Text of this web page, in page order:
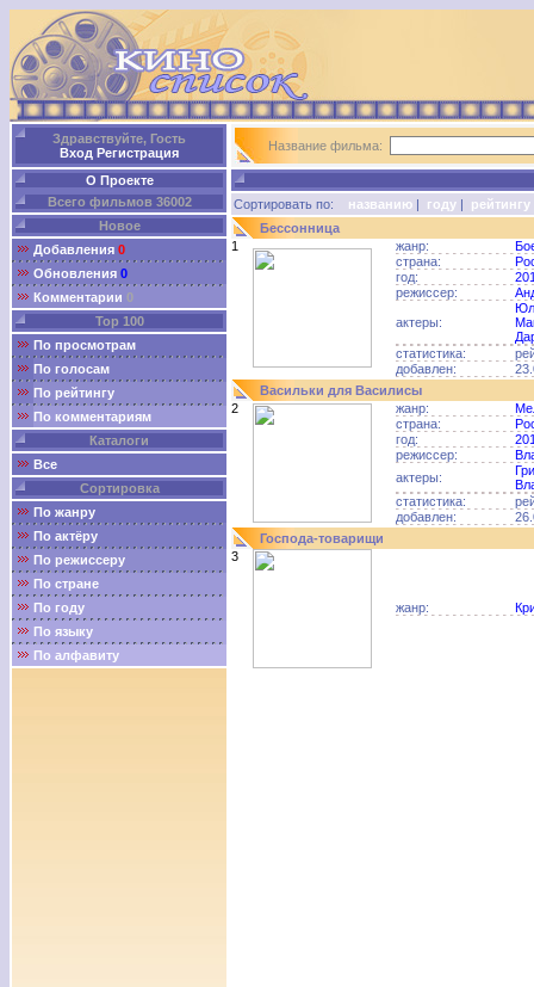
Здравствуйте, Гость
Вход Регистрация
О Проекте
Всего фильмов 36002
Новое
Добавления 0
Обновления 0
Комментарии 0
Top 100
По просмотрам
По голосам
По рейтингу
По комментариям
Каталоги
Все
Сортировка
По жанру
По актёру
По режиссеру
По стране
По году
По языку
По алфавиту
Название фильма:
Сортировать по: названию | году | рейтингу
Бессонница
1
жанр:
страна:
год:
режиссер:
актеры:
статистика:
добавлен:
Васильки для Василисы
2
жанр:
страна:
год:
режиссер:
актеры:
статистика:
добавлен:
Господа-товарищи
3
жанр: